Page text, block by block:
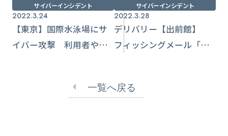
サイバーインシデント
2022.3.24
【東京】国際水泳場にサ
イバー攻撃 利用者や関
サイバーインシデント
2022.3.28
デリバリー【出前館】
フィッシングメール「ア
一覧へ戻る